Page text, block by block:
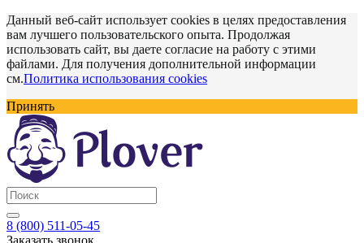
Данный веб-сайт использует cookies в целях предоставления
вам лучшего пользовательского опыта. Продолжая
использовать сайт, вы даете согласие на работу с этими
файлами. Для получения дополнительной информации
см.Политика использования cookies
Принять
8 (800) 511-05-45
Заказать звонок